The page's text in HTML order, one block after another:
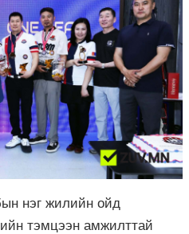
нэг жилийн ойд
тэмцээн амжилттай